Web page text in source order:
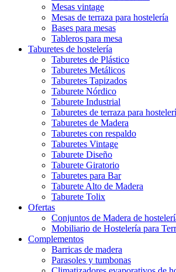
Mesas vintage
Mesas de terraza para hostelería
Bases para mesas
Tableros para mesa
Taburetes de hostelería
Taburetes de Plástico
Taburetes Metálicos
Taburetes Tapizados
Taburete Nórdico
Taburete Industrial
Taburetes de terraza para
Taburetes de Madera
Taburetes con respaldo
Taburetes Vintage
Taburete Diseño
Taburete Giratorio
Taburetes para Bar
Taburete Alto de Madera
Taburete Tolix
Ofertas
Conjuntos de Madera de
Mobiliario de Hostelería para
Complementos
Barricas de madera
Parasoles y tumbonas